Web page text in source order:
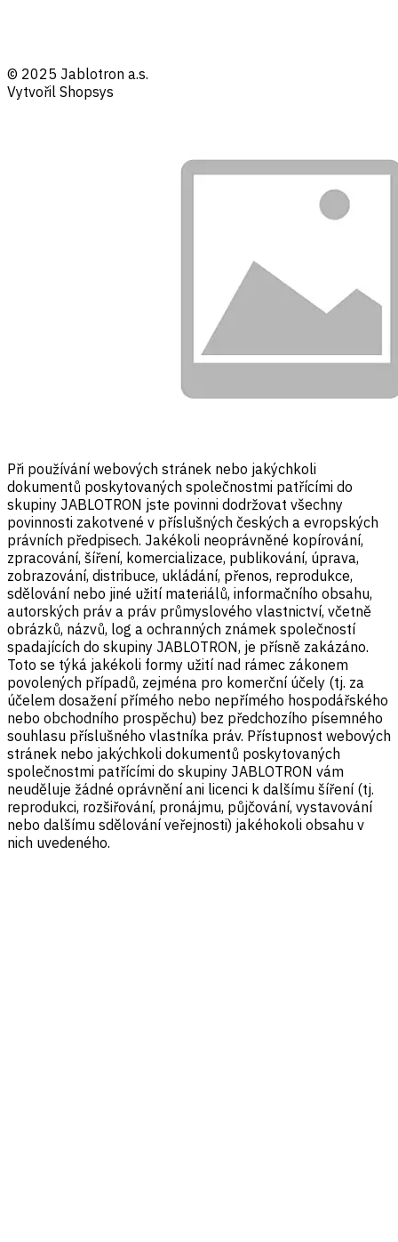
© 2025 Jablotron a.s.
Vytvořil Shopsys
Při používání webových stránek nebo jakýchkoli
dokumentů poskytovaných společnostmi patřícími do
skupiny JABLOTRON jste povinni dodržovat všechny
povinnosti zakotvené v příslušných českých a evropských
právních předpisech. Jakékoli neoprávněné kopírování,
zpracování, šíření, komercializace, publikování, úprava,
zobrazování, distribuce, ukládání, přenos, reprodukce,
sdělování nebo jiné užití materiálů, informačního obsahu,
autorských práv a práv průmyslového vlastnictví, včetně
obrázků, názvů, log a ochranných známek společností
spadajících do skupiny JABLOTRON, je přísně zakázáno.
Toto se týká jakékoli formy užití nad rámec zákonem
povolených případů, zejména pro komerční účely (tj. za
účelem dosažení přímého nebo nepřímého hospodářského
nebo obchodního prospěchu) bez předchozího písemného
souhlasu příslušného vlastníka práv. Přístupnost webových
stránek nebo jakýchkoli dokumentů poskytovaných
společnostmi patřícími do skupiny JABLOTRON vám
neuděluje žádné oprávnění ani licenci k dalšímu šíření (tj.
reprodukci, rozšiřování, pronájmu, půjčování, vystavování
nebo dalšímu sdělování veřejnosti) jakéhokoli obsahu v
nich uvedeného.